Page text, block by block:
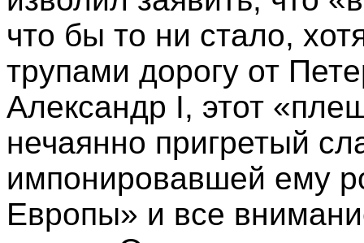
что бы то ни стало,
трупами дорогу от
Александр I, этот
нечаянно пригретый
импонировавшей ему
Европы» и все